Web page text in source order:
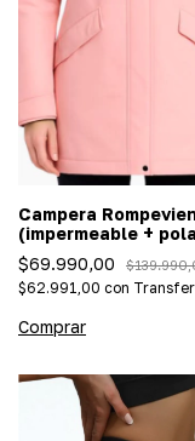
Campera
(impermeable +
$69.990,00
$62.991,00 con
Comprar